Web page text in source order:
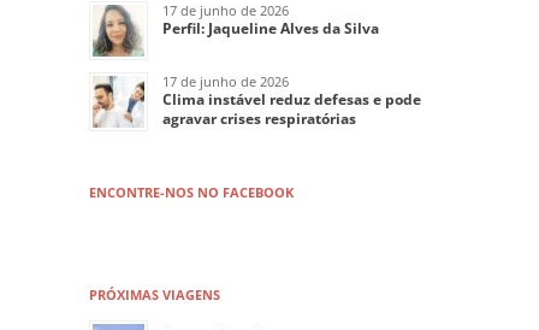
17 de junho de 2026
Perfil: Jaqueline Alves da Silva
17 de junho de 2026
Clima instável reduz defesas e pode
agravar crises respiratórias
ENCONTRE-NOS NO FACEBOOK
PRÓXIMAS VIAGENS